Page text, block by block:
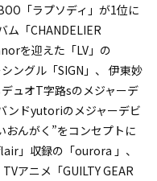
「ラプソディ」が1位に
ム「CHANDELIER
を迎えた「LV」の
ングル「SIGN」、 伊東妙
ュオT字路sのメジャーデ
ンドyutoriのメジャーデビ
おんがく”をコンセプトに
」収録の「ourora 」、
アニメ「GUILTY GEAR